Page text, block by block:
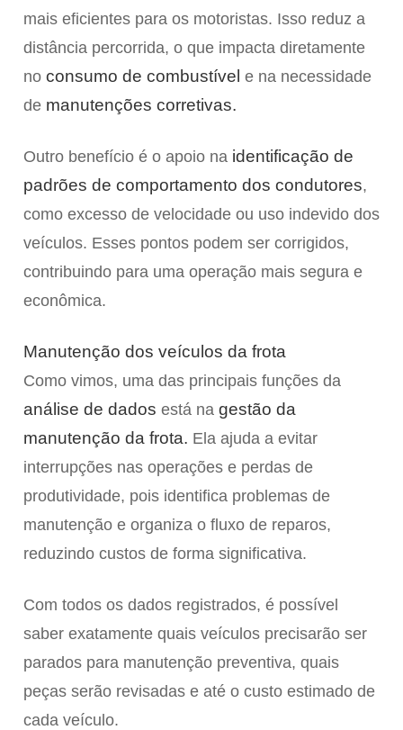
mais eficientes para os motoristas. Isso reduz a
distância percorrida, o que impacta diretamente
no consumo de combustível e na necessidade
de manutenções corretivas.
Outro benefício é o apoio na identificação de
padrões de comportamento dos condutores,
como excesso de velocidade ou uso indevido dos
veículos. Esses pontos podem ser corrigidos,
contribuindo para uma operação mais segura e
econômica.
Manutenção dos veículos da frota
Como vimos, uma das principais funções da
análise de dados está na gestão da
manutenção da frota. Ela ajuda a evitar
interrupções nas operações e perdas de
produtividade, pois identifica problemas de
manutenção e organiza o fluxo de reparos,
reduzindo custos de forma significativa.
Com todos os dados registrados, é possível
saber exatamente quais veículos precisarão ser
parados para manutenção preventiva, quais
peças serão revisadas e até o custo estimado de
cada veículo.